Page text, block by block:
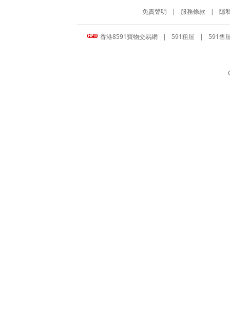
免責聲明 | 服務條款 | 隱
香港8591寶物交易網 | 591租屋 | 591售